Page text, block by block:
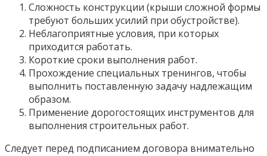
Сложность конструкции (крыши сложной формы
требуют больших усилий при обустройстве).
Неблагоприятные условия, при которых
приходится работать.
Короткие сроки выполнения работ.
Прохождение специальных тренингов, чтобы
выполнить поставленную задачу надлежащим
образом.
Применение дорогостоящих инструментов для
выполнения строительных работ.
Следует перед подписанием договора внимательно